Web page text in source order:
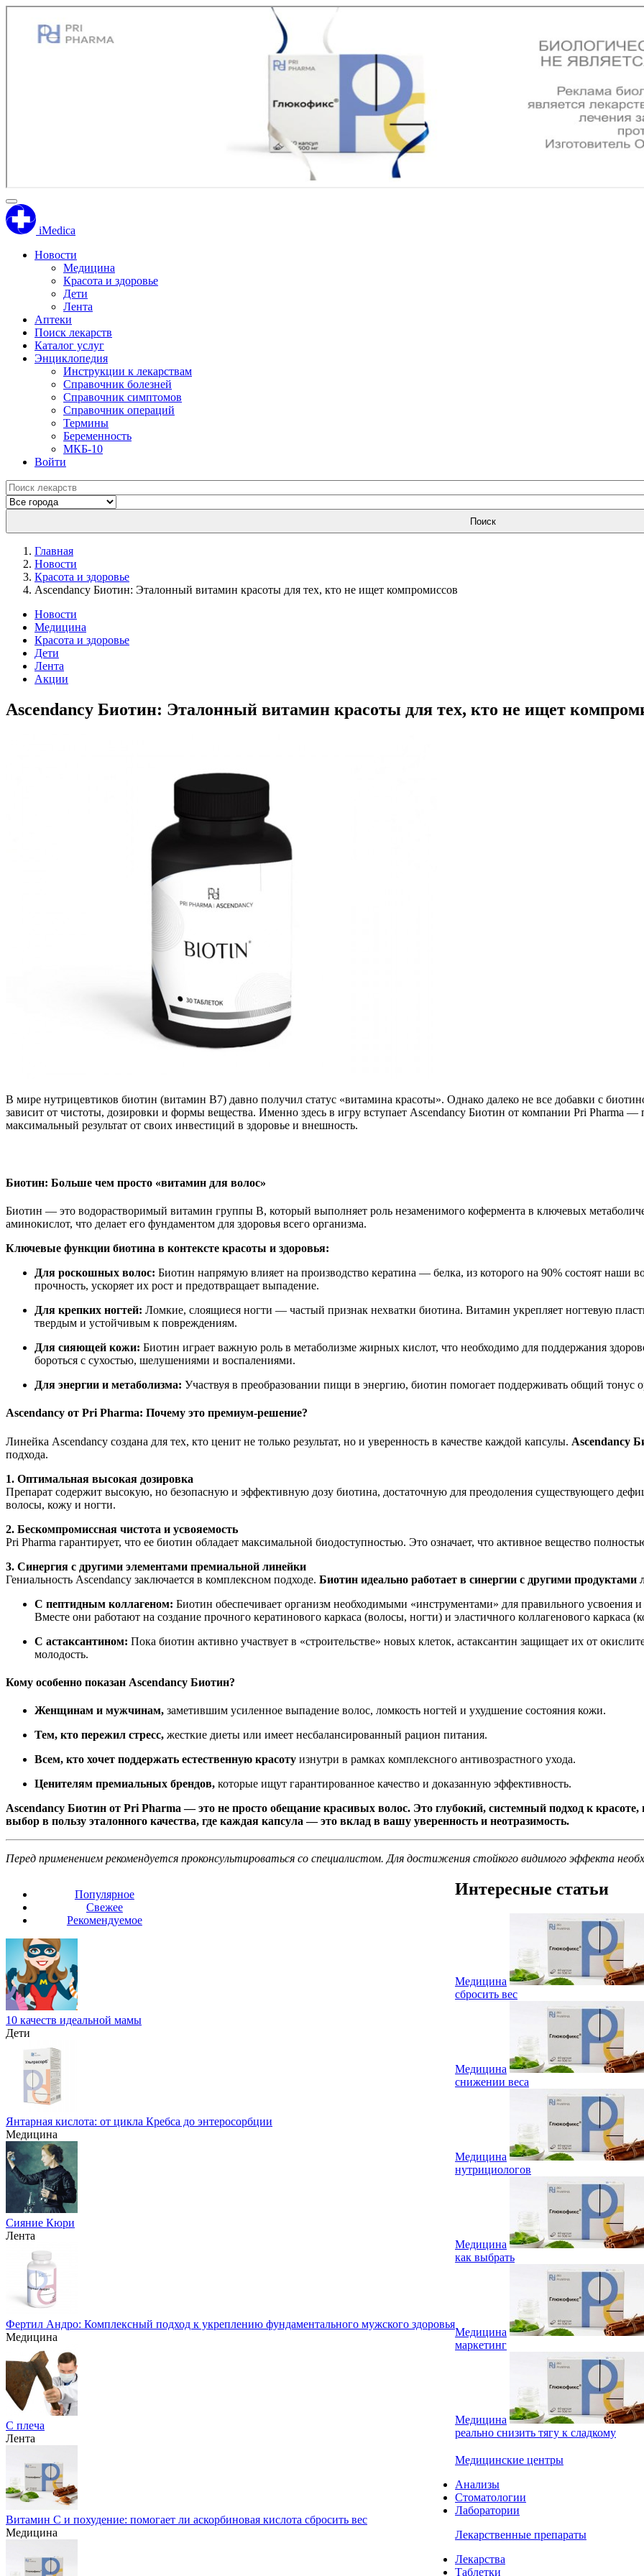
iMedica
Новости
Медицина
Красота и здоровье
Дети
Лента
Аптеки
Поиск лекарств
Каталог услуг
Энциклопедия
Инструкции к лекарствам
Справочник болезней
Справочник симптомов
Справочник операций
Термины
Беременность
МКБ-10
Войти
Поиск
Главная
Новости
Красота и здоровье
Ascendancy Биотин: Эталонный витамин красоты для тех, кто не ищет компромиссов
Новости
Медицина
Красота и здоровье
Дети
Лента
Акции
Ascendancy Биотин: Эталонный витамин красоты для тех, кто не ищет
В мире нутрицевтиков биотин (витамин B7) давно получил статус «витамина красоты». Однако далеко не все добавки с
зависит от чистоты, дозировки и формы вещества. Именно здесь в игру вступает Ascendancy Биотин от компании Pri Pharma —
максимальный результат от своих инвестиций в здоровье и внешность.
Биотин: Больше чем просто «витамин для волос»
Биотин — это водорастворимый витамин группы В, который выполняет роль незаменимого кофермента в ключевых
аминокислот, что делает его фундаментом для здоровья всего организма.
Ключевые функции биотина в контексте красоты и здоровья:
Для роскошных волос: Биотин напрямую влияет на производство кератина — белка, из которого на 90% состоят наши
прочность, ускоряет их рост и предотвращает выпадение.
Для крепких ногтей: Ломкие, слоящиеся ногти — частый признак нехватки биотина. Витамин укрепляет ногтевую
твердым и устойчивым к повреждениям.
Для сияющей кожи: Биотин играет важную роль в метаболизме жирных кислот, что необходимо для поддержания
бороться с сухостью, шелушениями и воспалениями.
Для энергии и метаболизма: Участвуя в преобразовании пищи в энергию, биотин помогает поддерживать общий тонус
Ascendancy от Pri Pharma: Почему это премиум-решение?
Линейка Ascendancy создана для тех, кто ценит не только результат, но и уверенность в качестве каждой капсулы. Ascendancy
подхода.
1. Оптимальная высокая дозировка
Препарат содержит высокую, но безопасную и эффективную дозу биотина, достаточную для преодоления существующего
волосы, кожу и ногти.
2. Бескомпромиссная чистота и усвояемость
Pri Pharma гарантирует, что ее биотин обладает максимальной биодоступностью. Это означает, что активное вещество
3. Синергия с другими элементами премиальной линейки
Гениальность Ascendancy заключается в комплексном подходе. Биотин идеально работает в синергии с другими продуктами
С пептидным коллагеном: Биотин обеспечивает организм необходимыми «инструментами» для правильного усвоения
Вместе они работают на создание прочного кератинового каркаса (волосы, ногти) и эластичного коллагенового каркаса
С астаксантином: Пока биотин активно участвует в «строительстве» новых клеток, астаксантин защищает их от
молодость.
Кому особенно показан Ascendancy Биотин?
Женщинам и мужчинам, заметившим усиленное выпадение волос, ломкость ногтей и ухудшение состояния кожи.
Тем, кто пережил стресс, жесткие диеты или имеет несбалансированный рацион питания.
Всем, кто хочет поддержать естественную красоту изнутри в рамках комплексного антивозрастного ухода.
Ценителям премиальных брендов, которые ищут гарантированное качество и доказанную эффективность.
Ascendancy Биотин от Pri Pharma — это не просто обещание красивых волос. Это глубокий, системный подход к
выбор в пользу эталонного качества, где каждая капсула — это вклад в вашу уверенность и неотразимость.
Перед применением рекомендуется проконсультироваться со специалистом. Для достижения стойкого видимого эффекта
Популярное
Свежее
Рекомендуемое
10 качеств идеальной мамы
Дети
Янтарная кислота: от цикла Кребса до энтеросорбции
Медицина
Сияние Кюри
Лента
Фертил Андро: Комплексный подход к укреплению фундаментального мужского здоровья
Медицина
С плеча
Лента
Витамин С и похудение: помогает ли аскорбиновая кислота сбросить вес
Медицина
Интересные статьи
Медицина
сбросить вес
Медицина
снижении веса
Медицина
нутрициологов
Медицина
как выбрать
Медицина
маркетинг
Медицина
реально снизить тягу к сладкому
Медицинские центры
Анализы
Стоматологии
Лаборатории
Лекарственные препараты
Лекарства
Таблетки